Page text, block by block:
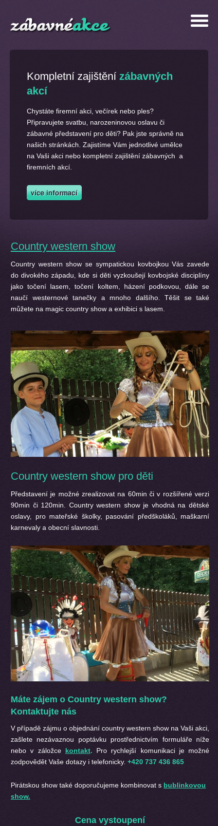
Kompletní zajištění zábavných
akcí
Chystáte firemní akci, večírek nebo ples?
Připravujete svatbu, narozeninovou oslavu či
zábavné představení pro děti? Pak jste správně na
našich stránkách. Zajistíme Vám jednotlivé umělce
na Vaši akci nebo kompletní zajištění zábavných a
firemních akcí.
Country western show
Country western show se sympatickou kovbojkou Vás zavede
do divokého západu, kde si děti vyzkoušejí kovbojské disciplíny
jako točení lasem, točení koltem, házení podkovou, dále se
naučí westernové tanečky a mnoho dalšího. Těšit se také
můžete na magic country show a exhibici s lasem.
Country western show pro děti
Představení je možné zrealizovat na 60min či v rozšířené verzi
90min či 120min. Country western show je vhodná na dětské
oslavy, pro mateřské školky, pasování předškoláků, maškarní
karnevaly a obecní slavnosti.
Máte zájem o Country western show?
Kontaktujte nás
V případě zájmu o objednání country western show na Vaši akci,
zašlete nezávaznou poptávku prostřednictvím formuláře níže
nebo v záložce kontakt. Pro rychlejší komunikaci je možné
zodpovědět Vaše dotazy i telefonicky. +420 737 436 865
Pirátskou show také doporučujeme kombinovat s bublinkovou
show.
Cena vystoupení